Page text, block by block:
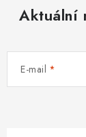
Aktuální
E-mail